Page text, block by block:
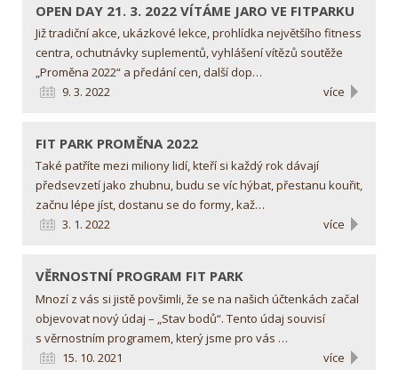
OPEN DAY 21. 3. 2022 VÍTÁME JARO VE FITPARKU
Již tradiční akce, ukázkové lekce, prohlídka největšího fitness
centra, ochutnávky suplementů, vyhlášení vítězů soutěže
„Proměna 2022“ a předání cen, další dop…
9. 3. 2022
více
FIT PARK PROMĚNA 2022
Také patříte mezi miliony lidí, kteří si každý rok dávají
předsevzetí jako zhubnu, budu se víc hýbat, přestanu kouřit,
začnu lépe jíst, dostanu se do formy, kaž…
3. 1. 2022
více
VĚRNOSTNÍ PROGRAM FIT PARK
Mnozí z vás si jistě povšimli, že se na našich účtenkách začal
objevovat nový údaj – „Stav bodů“. Tento údaj souvisí
s věrnostním programem, který jsme pro vás …
15. 10. 2021
více